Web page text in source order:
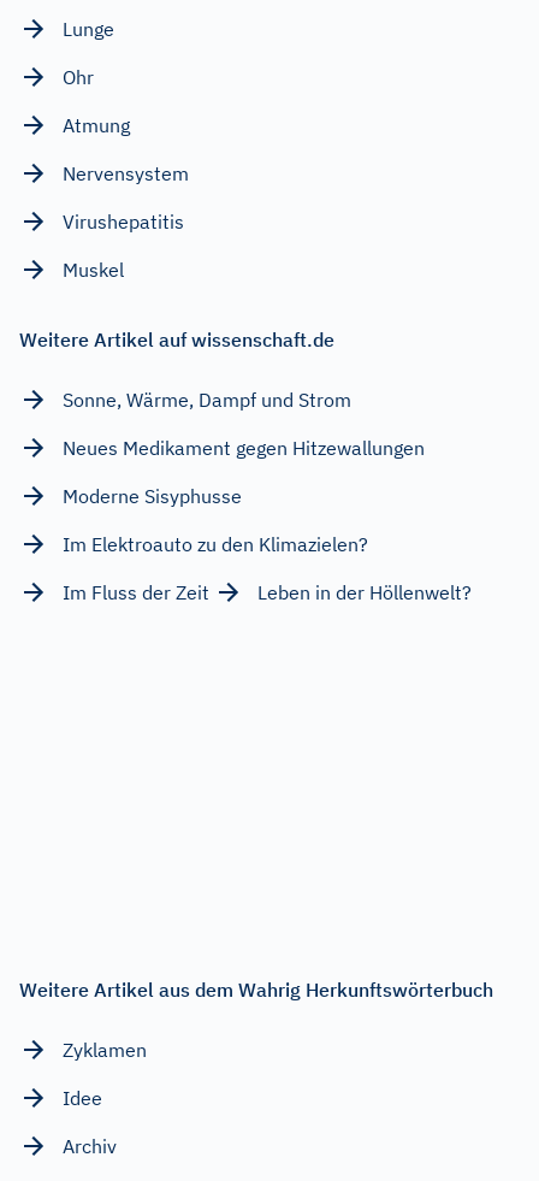
Lunge
Ohr
Atmung
Nervensystem
Virushepatitis
Muskel
Weitere Artikel auf wissenschaft.de
Sonne, Wärme, Dampf und Strom
Neues Medikament gegen Hitzewallungen
Moderne Sisyphusse
Im Elektroauto zu den Klimazielen?
Im Fluss der Zeit
Leben in der Höllenwelt?
Weitere Artikel aus dem Wahrig Herkunftswörterbuch
Zyklamen
Idee
Archiv